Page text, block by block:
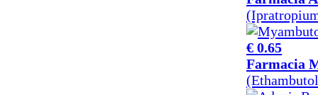
€ 0.65
Farmacia